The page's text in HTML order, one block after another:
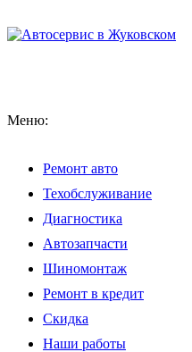
Меню:
Ремонт авто
Техобслуживание
Диагностика
Автозапчасти
Шиномонтаж
Ремонт в кредит
Скидка
Наши работы